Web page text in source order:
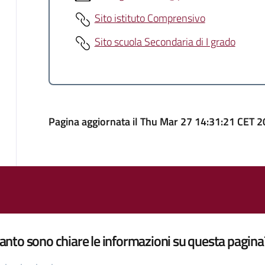
Sito istituto Comprensivo
Sito scuola Secondaria di I grado
Pagina aggiornata il Thu Mar 27 14:31:21 CET
sono chiare le informazioni su questa